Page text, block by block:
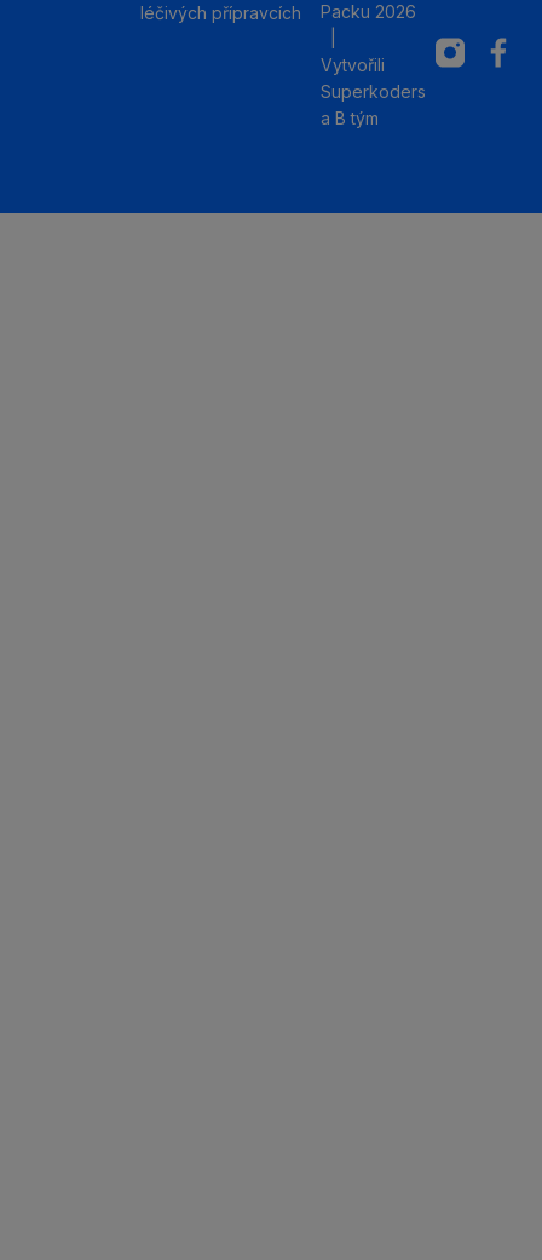
léčivých přípravcích
Packu 2026
Vytvořili
Superkoders
a B tým
Instagram